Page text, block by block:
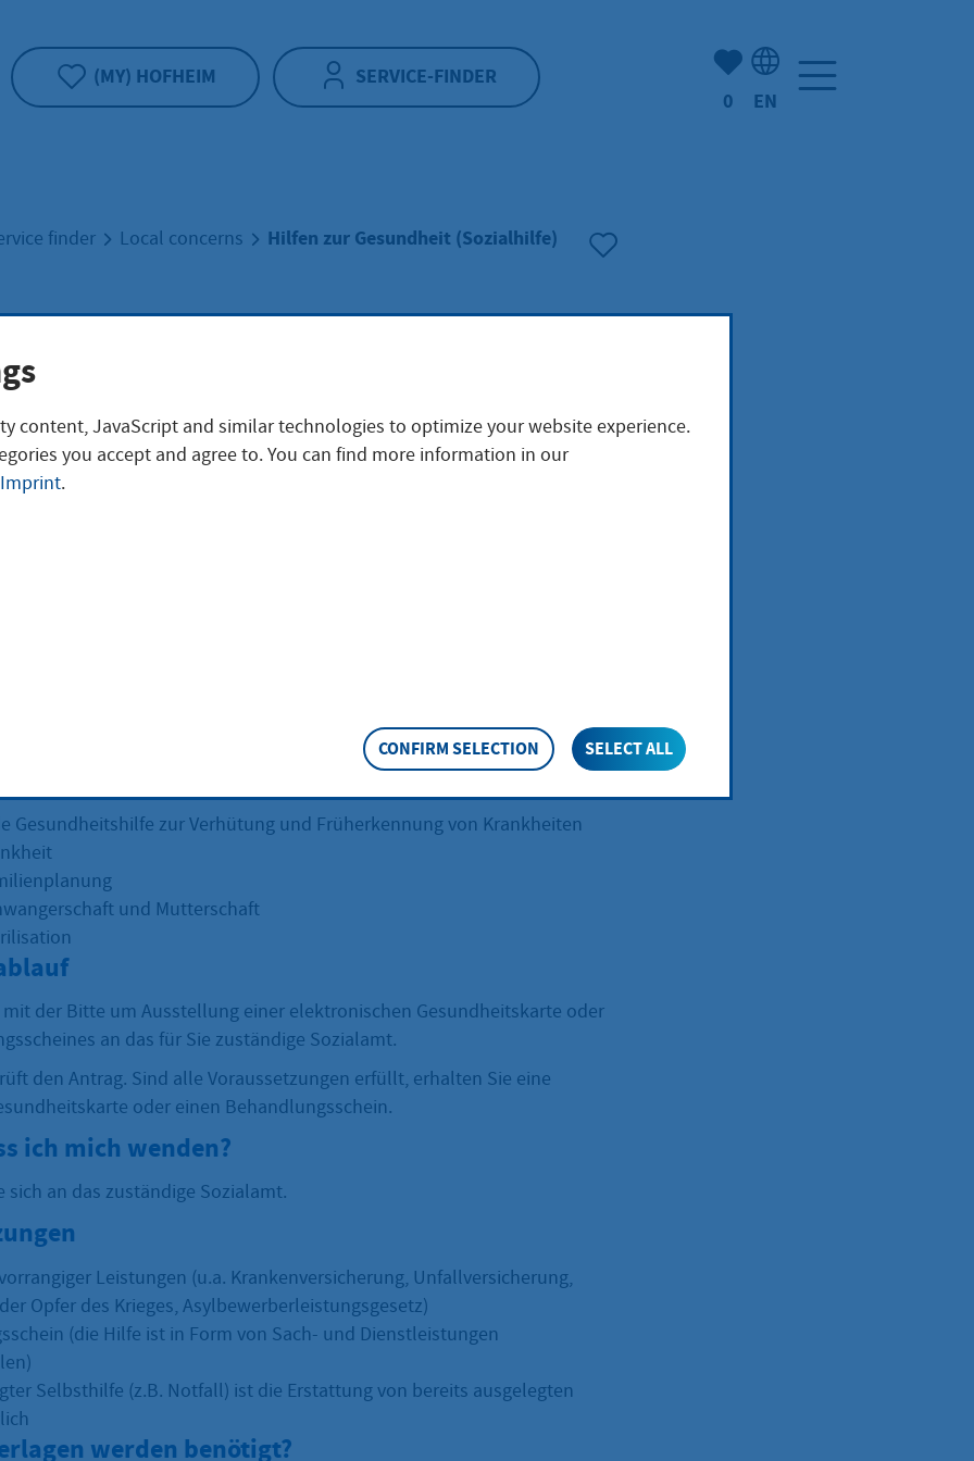
(MY) HOFHEIM SERVICE-FINDER
Number of bookmarked
0 EN
finder Local concerns Hilfen zur Gesundheit (Sozialhilfe)
zur Gesundheit
die nur kurzfristig Hilfe zum Lebensunterhalt
auf Hilfen zur Gesundheit haben.
Hilfe zum Lebensunterhalt erhalten, stellt das Sozialamt
Gesundheitshilfe zur Verhütung und Früherkennung von Krankheiten
und Mutterschaft
mit der Bitte um Ausstellung einer elektronischen Gesundheitskarte oder
an das für Sie zuständige Sozialamt.
den Antrag. Sind alle Voraussetzungen erfüllt, erhalten Sie eine
oder einen Behandlungsschein.
ich mich wenden?
sich an das zuständige Sozialamt.
Leistungen (u.a. Krankenversicherung, Unfallversicherung,
Opfer des Krieges, Asylbewerberleistungsgesetz)
(die Hilfe ist in Form von Sach- und Dienstleistungen
Selbsthilfe (z.B. Notfall) ist die Erstattung von bereits ausgelegten
werden benötigt?
content, JavaScript and similar technologies to optimize your website experience.
you accept and agree to. You can find more information in our
Imprint.
CONFIRM SELECTION SELECT ALL